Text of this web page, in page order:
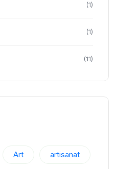
(1)
(1)
(11)
Art artisanat